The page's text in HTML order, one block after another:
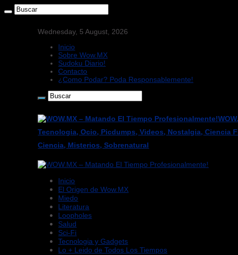
Wednesday, 5 August, 2026
Inicio
Sobre Wow.MX
Sudoku Diario!
Contacto
¿Como Podar? Poda Responsablemente!
Tecnologia, Ocio, Picdumps, Videos, Nostalgia, Ciencia
Ciencia, Misterios, Sobrenatural
Inicio
El Origen de Wow.MX
Miedo
Literatura
Loopholes
Salud
Sci-Fi
Tecnologia y Gadgets
Lo + Leido de Todos Los Tiempos